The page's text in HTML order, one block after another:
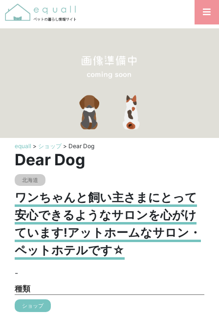
equall > ショップ> Dear Dog
Dear Dog
北海道
ワンちゃんと飼い主さまにとって
安心できるようなサロンを心がけ
ています!アットホームなサロン・
ペットホテルです☆
-
種類
ショップ